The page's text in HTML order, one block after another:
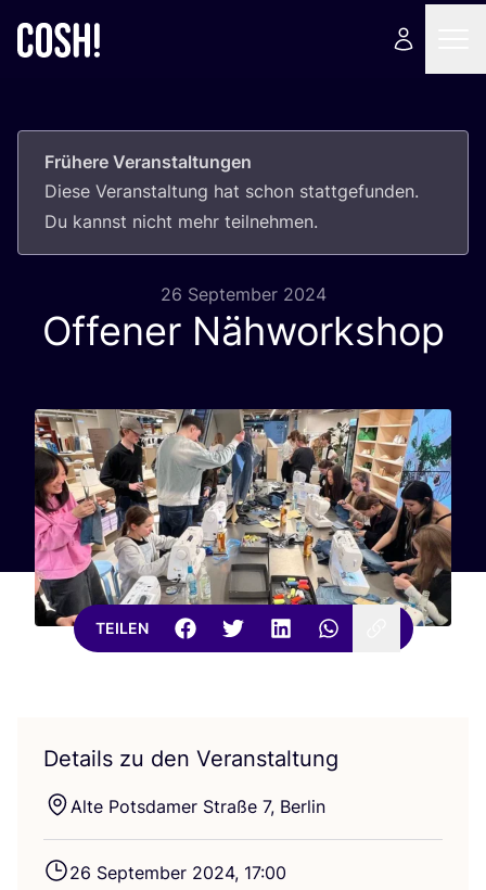
Frühere Veranstaltungen
Die­se Ver­an­stal­tung hat schon statt­ge­fun­den.
Du kannst nicht mehr teilnehmen.
26 September 2024
Offener Nähworkshop
TEILEN
Details zu den Veranstaltung
Alte Pots­da­mer Stra­ße 7, Berlin
26 Sep­tem­ber 2024, 17:00